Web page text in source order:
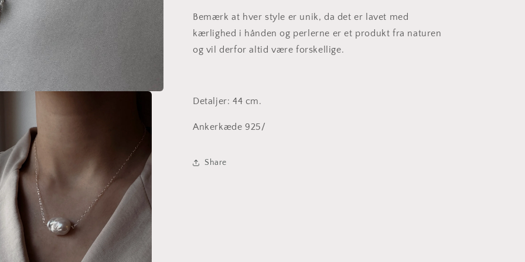
Bemærk at hver style er unik, da det er lavet med
kærlighed i hånden og perlerne er et produkt fra naturen
og vil derfor altid være forskellige.
Detaljer: 44 cm.
Ankerkæde 925/
Share